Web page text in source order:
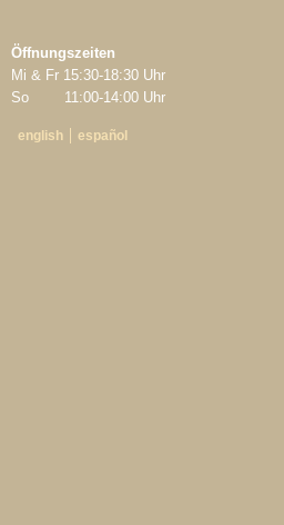
Öffnungszeiten
Mi & Fr 15:30‑18:30 Uhr
So 11:00‑14:00 Uhr
english español